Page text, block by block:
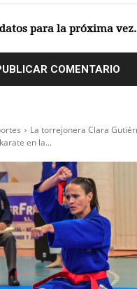
para la próxima vez.